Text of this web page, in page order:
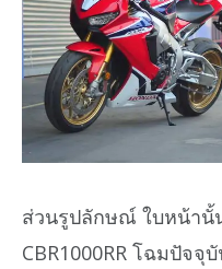
ส่วนรูปลักษณ์ ใบหน้านั้
CBR1000RR โฉมปัจ